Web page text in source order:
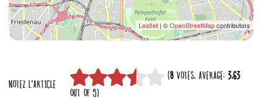
Leaflet | ©OpenStreetMapcontributors
NOTEZ L'ARTICLE
(8VOTES, AVERAGE: 3,63
OUT OF 5)